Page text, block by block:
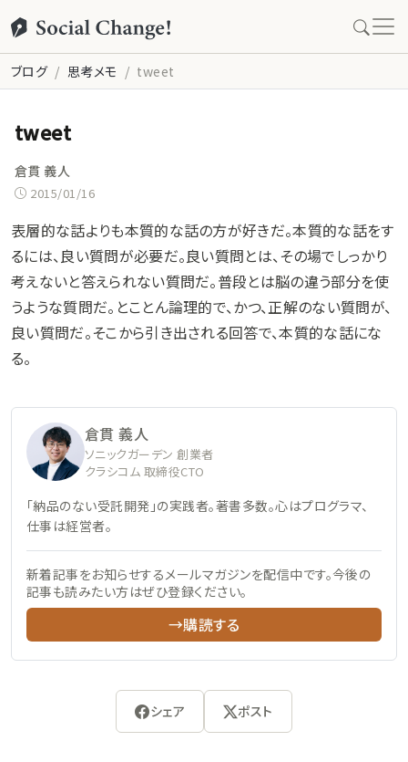
ブログ 思考メモ tweet
tweet
倉貫 義人
2015/01/16
表層的な話よりも本質的な話の方が好きだ。本質的な話をす
るには、良い質問が必要だ。良い質問とは、その場でしっかり
考えないと答えられない質問だ。普段とは脳の違う部分を使
うような質問だ。とことん論理的で、かつ、正解のない質問が、
良い質問だ。そこから引き出される回答で、本質的な話にな
る。
倉貫 義人
ソニックガーデン 創業者
クラシコム 取締役CTO
「納品のない受託開発」の実践者。著書多数。心はプログラマ、
仕事は経営者。
新着記事をお知らせするメールマガジンを配信中です。今後の
記事も読みたい方はぜひ登録ください。
→購読する
シェア ポスト